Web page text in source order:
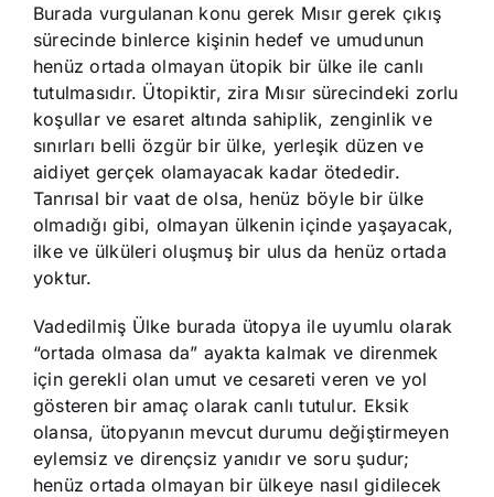
Burada vurgulanan konu gerek Mısır gerek çıkış
sürecinde binlerce kişinin hedef ve umudunun
henüz ortada olmayan ütopik bir ülke ile canlı
tutulmasıdır. Ütopiktir, zira Mısır sürecindeki zorlu
koşullar ve esaret altında sahiplik, zenginlik ve
sınırları belli özgür bir ülke, yerleşik düzen ve
aidiyet gerçek olamayacak kadar ötededir.
Tanrısal bir vaat de olsa, henüz böyle bir ülke
olmadığı gibi, olmayan ülkenin içinde yaşayacak,
ilke ve ülküleri oluşmuş bir ulus da henüz ortada
yoktur.
Vadedilmiş Ülke burada ütopya ile uyumlu olarak
“ortada olmasa da” ayakta kalmak ve direnmek
için gerekli olan umut ve cesareti veren ve yol
gösteren bir amaç olarak canlı tutulur. Eksik
olansa, ütopyanın mevcut durumu değiştirmeyen
eylemsiz ve dirençsiz yanıdır ve soru şudur;
henüz ortada olmayan bir ülkeye nasıl gidilecek